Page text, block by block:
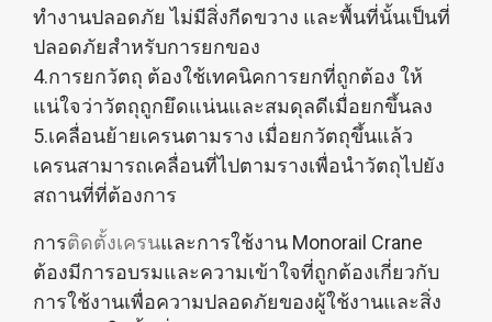
ทำงานปลอดภัย ไม่มีสิ่งกีดขวาง และพื้นที่นั้นเป็นที่
ปลอดภัยสำหรับการยกของ
4.การยกวัตถุ ต้องใช้เทคนิคการยกที่ถูกต้อง ให้
แน่ใจว่าวัตถุถูกยึดแน่นและสมดุลดีเมื่อยกขึ้นลง
5.เคลื่อนย้ายเครนตามราง เมื่อยกวัตถุขึ้นแล้ว
เครนสามารถเคลื่อนที่ไปตามรางเพื่อนำวัตถุไปยัง
สถานที่ที่ต้องการ
การติดตั้งเครนและการใช้งาน Monorail Crane
ต้องมีการอบรมและความเข้าใจที่ถูกต้องเกี่ยวกับ
การใช้งานเพื่อความปลอดภัยของผู้ใช้งานและสิ่ง